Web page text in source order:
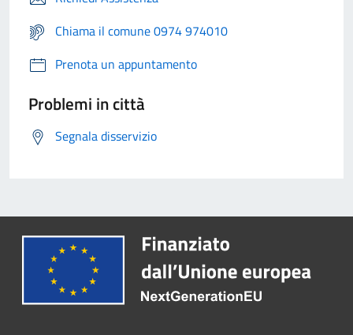
Chiama il comune 0974 974010
Prenota un appuntamento
Problemi in città
Segnala disservizio